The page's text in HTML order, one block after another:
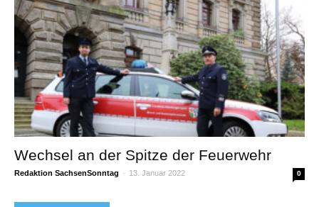
Wechsel an der Spitze der Feuerwehr
Redaktion SachsenSonntag - 13. Januar 2022 0